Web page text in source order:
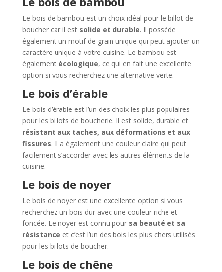
Le bois de bambou est un choix idéal pour le billot de
boucher car il est solide et durable. Il possède
également un motif de grain unique qui peut ajouter un
caractère unique à votre cuisine. Le bambou est
également écologique, ce qui en fait une excellente
option si vous recherchez une alternative verte.
Le bois d’érable
Le bois d’érable est l’un des choix les plus populaires
pour les billots de boucherie. Il est solide, durable et
résistant aux taches, aux déformations et aux
fissures. Il a également une couleur claire qui peut
facilement s’accorder avec les autres éléments de la
cuisine.
Le bois de noyer
Le bois de noyer est une excellente option si vous
recherchez un bois dur avec une couleur riche et
foncée. Le noyer est connu poursa beauté et sa
résistance et c’est l’un des bois les plus chers utilisés
pour les billots de boucher.
Le bois de chêne